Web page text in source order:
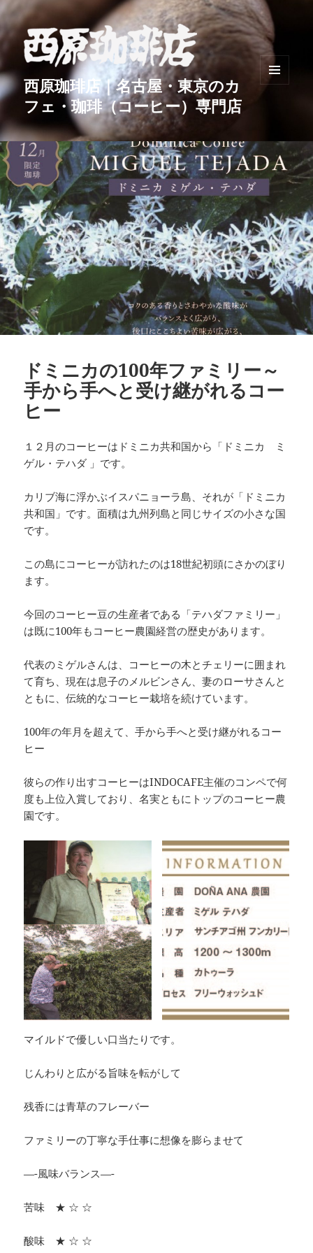
西原珈琲店｜名古屋・東京のカ
フェ・珈琲（コーヒー）専門店
メニュ
ドミニカの100年ファミリー～
手から手へと受け継がれるコー
ヒー
１２月のコーヒーはドミニカ共和国から「ドミニカ ミ
ゲル・テハダ 」です。
カリブ海に浮かぶイスパニョーラ島、それが「ドミニカ
共和国」です。面積は九州列島と同じサイズの小さな国
です。
この島にコーヒーが訪れたのは18世紀初頭にさかのぼり
ます。
今回のコーヒー豆の生産者である「テハダファミリー」
は既に100年もコーヒー農園経営の歴史があります。
代表のミゲルさんは、コーヒーの木とチェリーに囲まれ
て育ち、現在は息子のメルビンさん、妻のローサさんと
ともに、伝統的なコーヒー栽培を続けています。
100年の年月を超えて、手から手へと受け継がれるコー
ヒー
彼らの作り出すコーヒーはINDOCAFE主催のコンペで何
度も上位入賞しており、名実ともにトップのコーヒー農
園です。
マイルドで優しい口当たりです。
じんわりと広がる旨味を転がして
残香には青草のフレーバー
ファミリーの丁寧な手仕事に想像を膨らませて
—-風味バランス—-
苦味 ★ ☆ ☆
酸味 ★ ☆ ☆